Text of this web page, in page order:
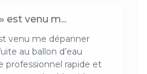
est venu m...
venu me dépanner
au ballon d’eau
professionnel rapide et